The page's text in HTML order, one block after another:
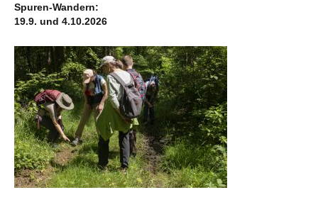
Spuren-Wandern:
19.9. und 4.10.2026